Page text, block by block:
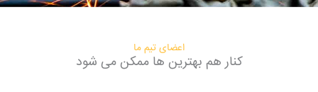
اعضای تیم ما
کنار هم بهترین ها ممکن می شود